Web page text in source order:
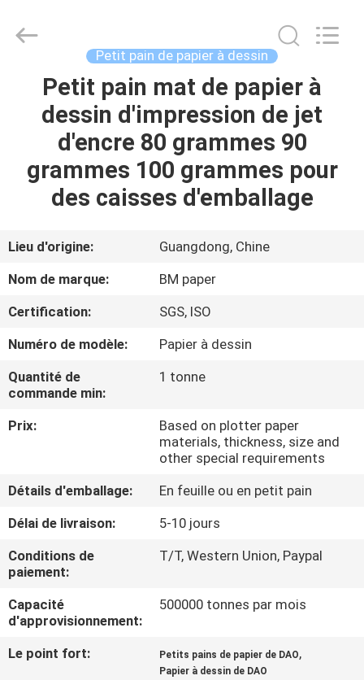
MAISON
PRODUITS
À
PROPOS
DE
VISITE
L'USINE
CONTRÔLE
DE
LA
QUALITÉ
NOUS
CONTACTER
GUANGZHOU
BMPAPER
Petit pain de papier à dessin
Petit pain mat de papier à
dessin d'impression de jet
d'encre 80 grammes 90
grammes 100 grammes pour
des caisses d'emballage
Lieu d'origine:
Guangdong, Chine
Nom de marque:
BM paper
Certification:
SGS, ISO
Numéro de modèle:
Papier à dessin
Quantité de
commande min:
1 tonne
Prix:
Based on plotter paper
materials, thickness, size and
other special requirements
Détails d'emballage:
En feuille ou en petit pain
Délai de livraison:
5-10 jours
Conditions de
paiement:
T/T, Western Union, Paypal
Capacité
d'approvisionnement:
500000 tonnes par mois
Le point fort: Petits pains de papier de DAO,
Papier à dessin de DAO